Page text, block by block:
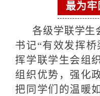
最为
各级学联学生
书记“有效发挥
挥学联学生会组
组织优势，强化
把同学们的温暖